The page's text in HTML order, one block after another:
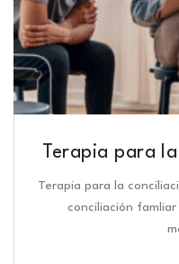
Terapia para
Terapia para la
conciliación